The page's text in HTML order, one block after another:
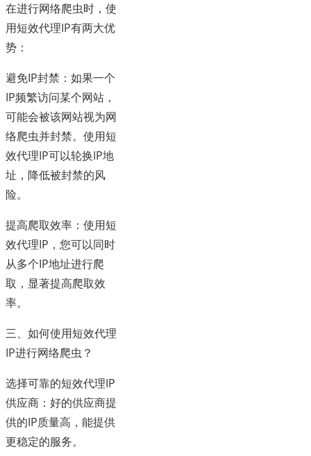
在进行网络爬虫时，使
用短效代理IP有两大优
势：
避免IP封禁：如果一个
IP频繁访问某个网站，
可能会被该网站视为网
络爬虫并封禁。使用短
效代理IP可以轮换IP地
址，降低被封禁的风
险。
提高爬取效率：使用短
效代理IP，您可以同时
从多个IP地址进行爬
取，显著提高爬取效
率。
三、如何使用短效代理
IP进行网络爬虫？
选择可靠的短效代理IP
供应商：好的供应商提
供的IP质量高，能提供
更稳定的服务。